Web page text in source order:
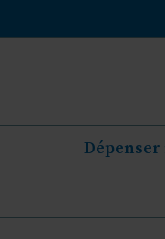
Dépenser